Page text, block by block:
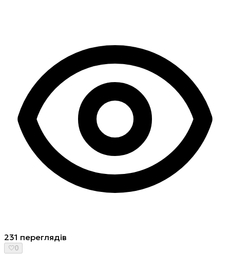
231 переглядів
🤍0